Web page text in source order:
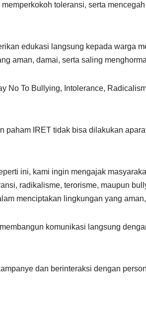
toleransi, serta
edukasi langsung kepada warga
aman, damai, serta saling
No To Bullying, Intolerance,
IRET tidak bisa dilakukan
ini, kami ingin mengajak
radikalisme, terorisme, maupun
menciptakan lingkungan yang
komunikasi langsung
dan berinteraksi dengan